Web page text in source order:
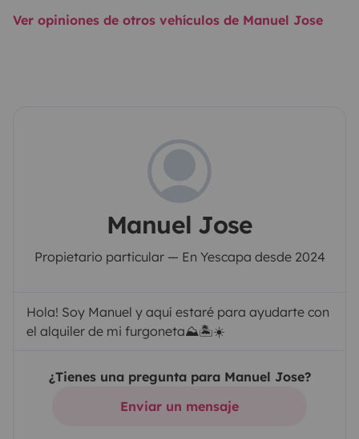
Ver opiniones de otros vehículos de Manuel Jose
Manuel Jose
Propietario particular — En Yescapa desde 2024
Hola! Soy Manuel y aquí estaré para ayudarte con
el alquiler de mi furgoneta⛰️🏝️☀️
¿Tienes una pregunta para Manuel Jose?
Enviar un mensaje